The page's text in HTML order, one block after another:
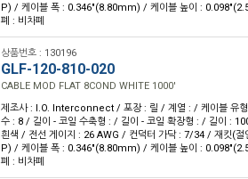
P) / 케이블 폭 : 0.346"(8.80mm) / 케이블 높이 :
폐 : 비차폐
상품번호 : 130196
GLF-120-810-020
CABLE MOD FLAT 8COND WHITE 1000'
제조사 : I.O. Interconnect / 포장 : 릴 / 계열 : / 케이블 유형
수 : 8 / 길이 - 코일 수축형 : / 길이 - 코일 확장형 : / 길이 :
흰색 / 전선 게이지 : 26 AWG / 컨덕터 가닥 : 7/34 / 재킷(절
P) / 케이블 폭 : 0.346"(8.80mm) / 케이블 높이 :
폐 : 비차폐